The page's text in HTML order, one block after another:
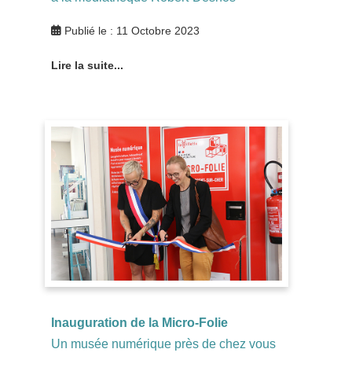
Publié le : 11 Octobre 2023
Lire la suite...
Inauguration de la Micro-Folie
Un musée numérique près de chez vous